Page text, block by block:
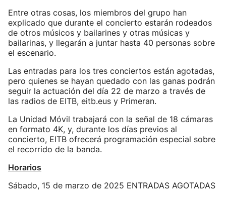
Entre otras cosas, los miembros del grupo han
explicado que durante el concierto estarán rodeados
de otros músicos y bailarines y otras músicas y
bailarinas, y llegarán a juntar hasta 40 personas sobre
el escenario.
Las entradas para los tres conciertos están agotadas,
pero quienes se hayan quedado con las ganas podrán
seguir la actuación del día 22 de marzo a través de
las radios de EITB, eitb.eus y Primeran.
La Unidad Móvil trabajará con la señal de 18 cámaras
en formato 4K, y, durante los días previos al
concierto, EITB ofrecerá programación especial sobre
el recorrido de la banda.
Horarios
Sábado, 15 de marzo de 2025 ENTRADAS AGOTADAS